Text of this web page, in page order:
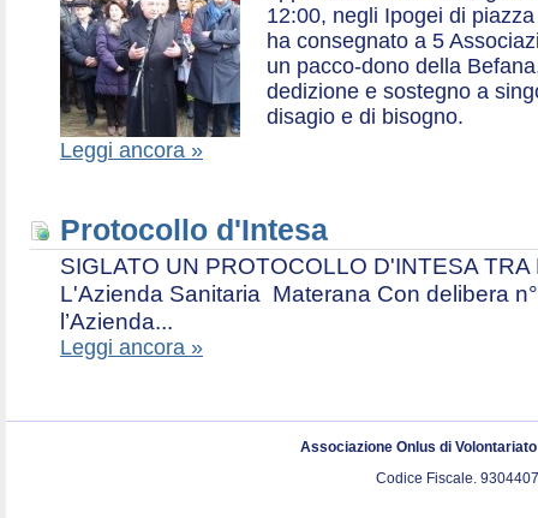
12:00, negli Ipogei di
ha consegnato a 5
un pacco-dono della
dedizione e sostegno a
disagio e di bisogno.
Leggi ancora »
Protocollo d'Intesa
SIGLATO UN PROTOCOLLO D'INTESA
L'Azienda Sanitaria Materana Con delibera
l’Azienda...
Leggi ancora »
Associazione Onlus di
Codice Fiscale.